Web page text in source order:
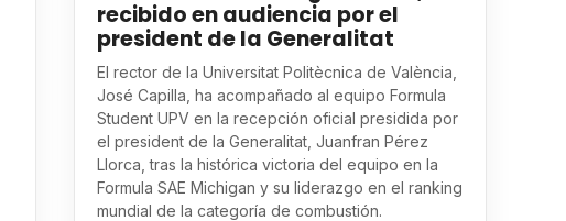
recibido en audiencia por el
president de la Generalitat
El rector de la Universitat Politècnica de València,
José Capilla, ha acompañado al equipo Formula
Student UPV en la recepción oficial presidida por
el president de la Generalitat, Juanfran Pérez
Llorca, tras la histórica victoria del equipo en la
Formula SAE Michigan y su liderazgo en el ranking
mundial de la categoría de combustión.